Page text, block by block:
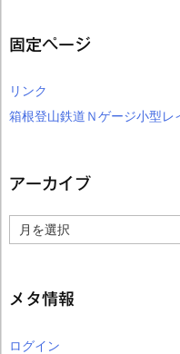
固定ページ
リンク
箱根登山鉄道Ｎゲージ小型
アーカイブ
ー
ブ
メタ情報
ログイン